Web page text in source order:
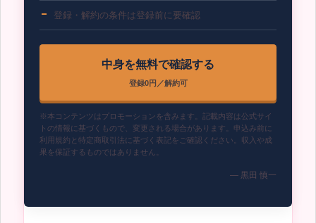
登録・解約の条件は登録前に要確認
中身を無料で確認する
登録0円／解約可
※本コンテンツはプロモーションを含みます。記載内容は公式サイ
トの情報に基づくもので、変更される場合があります。申込み前に
利用規約と特定商取引法に基づく表記をご確認ください。収入や成
果を保証するものではありません。
— 黒田 慎一